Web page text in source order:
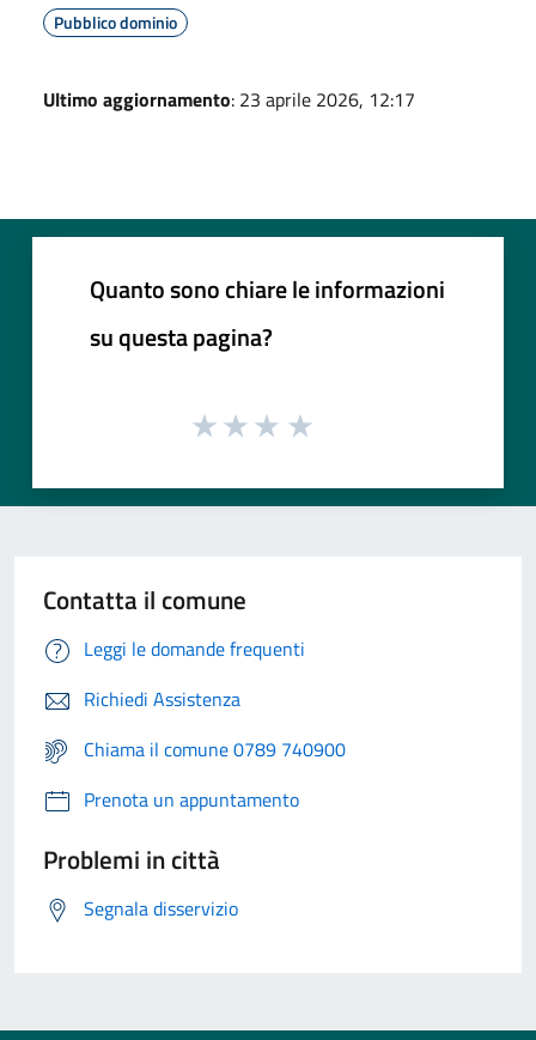
Pubblico dominio
Ultimo aggiornamento: 23 aprile 2026, 12:17
Quanto sono chiare le informazioni
su questa pagina?
Contatta il comune
Leggi le domande frequenti
Richiedi Assistenza
Chiama il comune 0789 740900
Prenota un appuntamento
Problemi in città
Segnala disservizio